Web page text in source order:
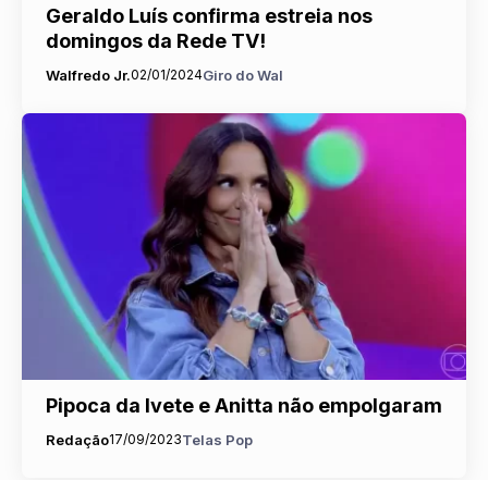
Geraldo Luís confirma estreia nos
domingos da Rede TV!
Walfredo Jr.02/01/2024Giro do Wal
Pipoca da Ivete e Anitta não empolgaram
Redação17/09/2023Telas Pop